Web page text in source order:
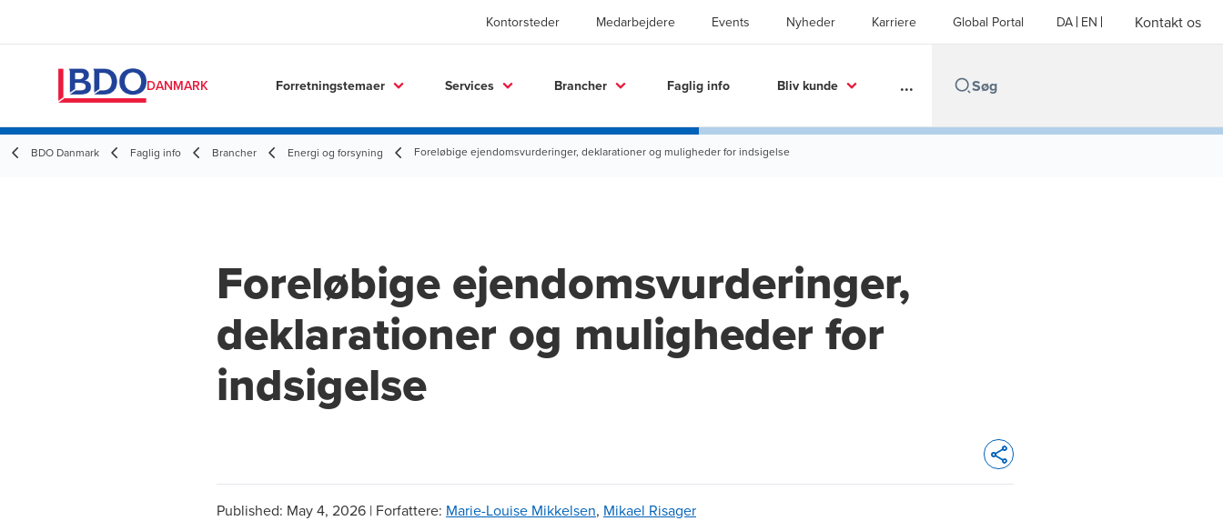
Kontorsteder Medarbejdere Events Nyheder Karriere Global Portal DA EN Kontakt os
DANMARK Forretningstemaer Services Brancher Faglig info Bliv kunde ...
BDO Danmark Faglig info Brancher Energi og forsyning Foreløbige ejendomsvurderinger, deklarationer og muligheder for indsigelse
Foreløbige ejendomsvurderinger,
deklarationer og muligheder for
indsigelse
Opens In A New Window/tab
Published: May 4, 2026 | Forfattere: Marie-Louise Mikkelsen, Mikael Risager